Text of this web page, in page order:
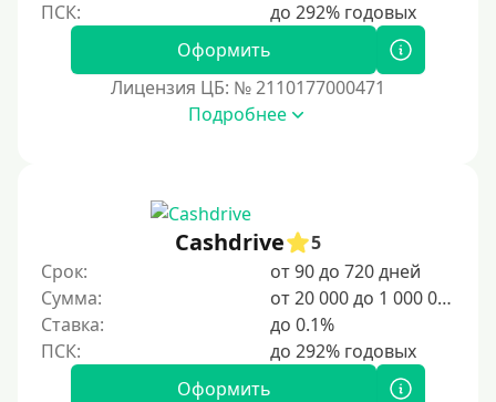
1000 руб
6000 руб
7000 руб
8000 руб
Оформить
Лицензия ЦБ: № 2110177000471
Подробнее
Cashdrive
5
Срок:
от 90 до 720 дней
Сумма:
от 20 000 до 1 000 000 ₽
Ставка:
до 0.1%
Оформить